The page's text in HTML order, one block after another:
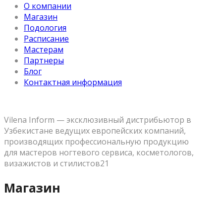
О компании
Магазин
Подология
Расписание
Мастерам
Партнеры
Блог
Контактная информация
Vilena Inform — эксклюзивный дистрибьютор в
Узбекистане ведущих европейских компаний,
производящих профессиональную продукцию
для мастеров ногтевого сервиса, косметологов,
визажистов и стилистов21
Магазин